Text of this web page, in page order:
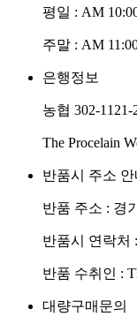
평일 : AM
주말 : AM
은행정보
농협 302-1121-
The Procelain
반품시 주소 안
반품 주소 : 경
반품시 연락처
반품 수취인 :
대량구매문의